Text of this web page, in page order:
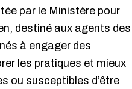
par le Ministère pour
destiné aux agents des
à engager des
les pratiques et mieux
ou susceptibles d’être